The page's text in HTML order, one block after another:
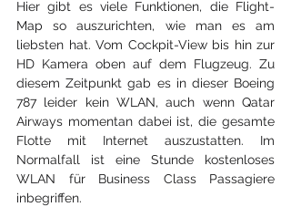
Hier gibt es viele Funktionen, die Flight-
Map so auszurichten, wie man es am
liebsten hat. Vom Cockpit-View bis hin zur
HD Kamera oben auf dem Flugzeug. Zu
diesem Zeitpunkt gab es in dieser Boeing
787 leider kein WLAN, auch wenn Qatar
Airways momentan dabei ist, die gesamte
Flotte mit Internet auszustatten. Im
Normalfall ist eine Stunde kostenloses
WLAN für Business Class Passagiere
inbegriffen.